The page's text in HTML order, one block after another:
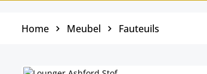
Home Meubel Fauteuils